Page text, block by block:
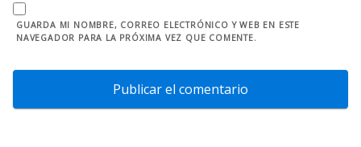
GUARDA MI NOMBRE, CORREO ELECTRÓNICO Y WEB EN ESTE
NAVEGADOR PARA LA PRÓXIMA VEZ QUE COMENTE.